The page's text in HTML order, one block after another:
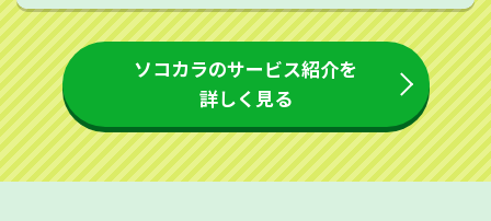
ソコカラのサービス紹介を
詳しく見る